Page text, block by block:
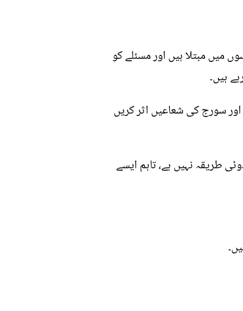
میں مبتلا ہیں اور مسئلے کو
ہیں۔
سورج کی شعاعیں اثر کریں
طریقہ نہیں ہے، تاہم ایسے